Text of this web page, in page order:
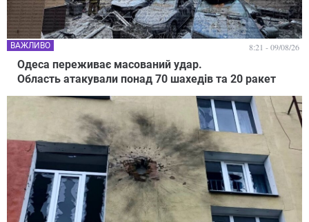
Одеса переживає масований удар.
Область атакували понад 70 шахедів та 20 ракет
ВАЖЛИВО 8:21 - 09/08/26